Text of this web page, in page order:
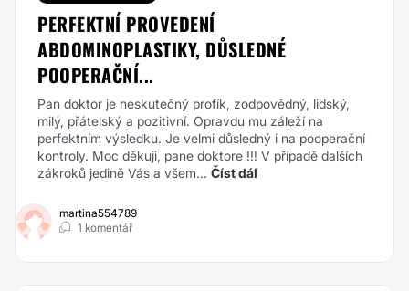
PERFEKTNÍ PROVEDENÍ
ABDOMINOPLASTIKY, DŮSLEDNÉ
POOPERAČNÍ...
Pan doktor je neskutečný profík, zodpovědný, lidský,
milý, přátelský a pozitivní. Opravdu mu záleží na
perfektním výsledku. Je velmi důsledný i na pooperační
kontroly. Moc děkuji, pane doktore !!! V případě dalších
zákroků jedině Vás a všem... Číst dál
martina554789
1 komentář